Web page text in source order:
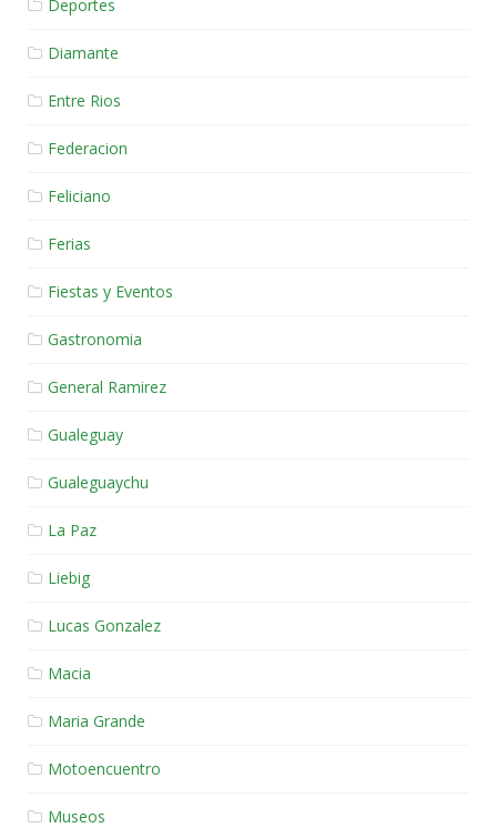
Deportes
Diamante
Entre Rios
Federacion
Feliciano
Ferias
Fiestas y Eventos
Gastronomia
General Ramirez
Gualeguay
Gualeguaychu
La Paz
Liebig
Lucas Gonzalez
Macia
Maria Grande
Motoencuentro
Museos